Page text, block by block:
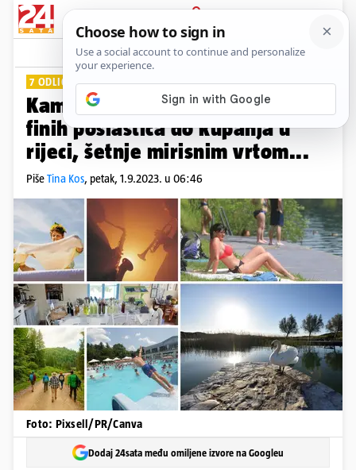
PRIJAVA
Lifestyle Komentari
7 ODLIČNIH PRIJEDLOGA PLUS+
Kamo za vikend: Od festivala i
finih poslastica do kupanja u
rijeci, šetnje mirisnim vrtom...
PišeTina Kos, petak, 1.9.2023. u 06:46
Foto: Pixsell/PR/Canva
Dodaj 24sata među omiljene izvore na Googleu